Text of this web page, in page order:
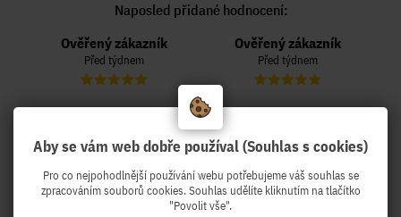
Naposled přidané hodnocení:
Ověřený zákazník
Před týdnem
Ověřený zákazník
Před týdnem
PeKro - IT eshop, ale se
službami !
Aby se vám web dobře používal (Souhlas s cookies)
Pro co nejpohodlnější používání webu potřebujeme váš souhlas se
zpracováním souborů cookies. Souhlas udělíte kliknutím na tlačítko
"Povolit vše".